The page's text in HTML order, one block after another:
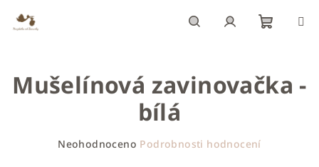
obsah
košík
Mušelínová zavinovačka -
bílá
Neohodnoceno Podrobnosti hodnocení